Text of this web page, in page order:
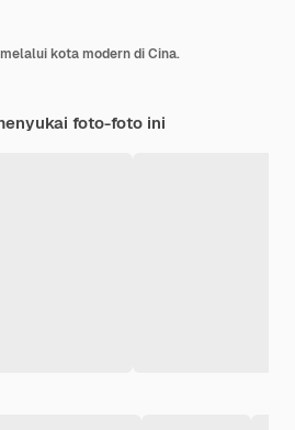
kota modern di Cina.
foto-foto ini